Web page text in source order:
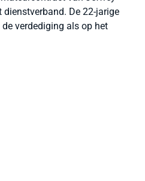
De 22-jarige
verdediging als op het